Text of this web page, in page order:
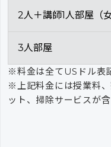
2人＋講師1人部屋（
3人部屋
※料金は全てUSドル表
※上記料金には授業料
ット、掃除サービスが含